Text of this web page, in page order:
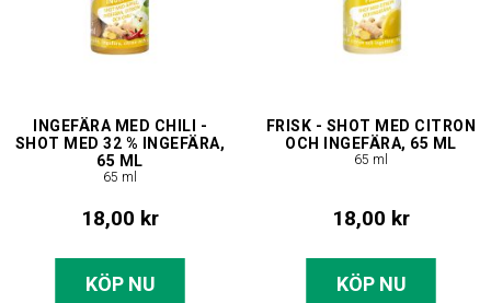
INGEFÄRA MED CHILI -
SHOT MED 32 % INGEFÄRA,
65 ML
65 ml
18,00 kr
KÖP NU
FRISK - SHOT MED CITRON
OCH INGEFÄRA, 65 ML
65 ml
18,00 kr
KÖP NU